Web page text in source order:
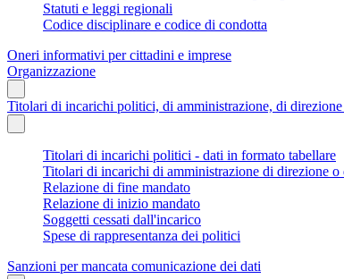
Statuti e leggi regionali
Codice disciplinare e codice di condotta
Oneri informativi per cittadini e imprese
Organizzazione
Titolari di incarichi politici, di amministrazione, di
Titolari di incarichi politici - dati in formato tabellare
Titolari di incarichi di amministrazione di direzione o
Relazione di fine mandato
Relazione di inizio mandato
Soggetti cessati dall'incarico
Spese di rappresentanza dei politici
Sanzioni per mancata comunicazione dei dati